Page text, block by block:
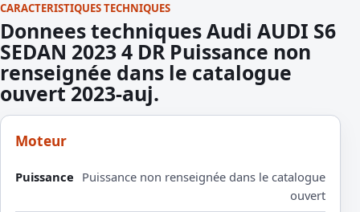
CARACTERISTIQUES TECHNIQUES
Donnees techniques Audi AUDI S6
SEDAN 2023 4 DR Puissance non
renseignée dans le catalogue
ouvert 2023-auj.
Moteur
Puissance Puissance non renseignée dans le catalogue
ouvert